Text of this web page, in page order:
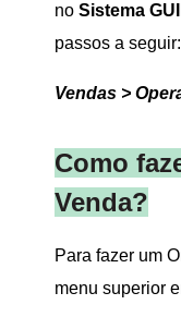
no Sistema
passos a seguir:
Vendas >
Como
Venda?
Para fazer um
menu superior